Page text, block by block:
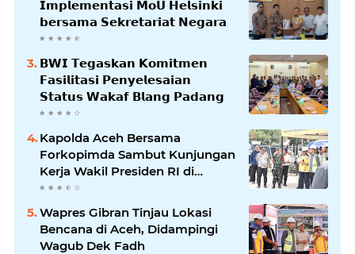
𝗜𝗺𝗽𝗹𝗲𝗺𝗲𝗻𝘁𝗮𝘀𝗶 𝗠𝗼𝗨 𝗛𝗲𝗹𝘀𝗶𝗻𝗸𝗶
𝗯𝗲𝗿𝘀𝗮𝗺𝗮 𝗦𝗲𝗸𝗿𝗲𝘁𝗮𝗿𝗶𝗮𝘁 𝗡𝗲𝗴𝗮𝗿𝗮
𝗕𝗪𝗜 𝗧𝗲𝗴𝗮𝘀𝗸𝗮𝗻 𝗞𝗼𝗺𝗶𝘁𝗺𝗲𝗻
𝗙𝗮𝘀𝗶𝗹𝗶𝘁𝗮𝘀𝗶 𝗣𝗲𝗻𝘆𝗲𝗹𝗲𝘀𝗮𝗶𝗮𝗻
𝗦𝘁𝗮𝘁𝘂𝘀 𝗪𝗮𝗸𝗮𝗳 𝗕𝗹𝗮𝗻𝗴 𝗣𝗮𝗱𝗮𝗻𝗴
Kapolda Aceh Bersama
Forkopimda Sambut Kunjungan
Kerja Wakil Presiden RI di
Kabupaten Bireuen
Wapres Gibran Tinjau Lokasi
Bencana di Aceh, Didampingi
Wagub Dek Fadh